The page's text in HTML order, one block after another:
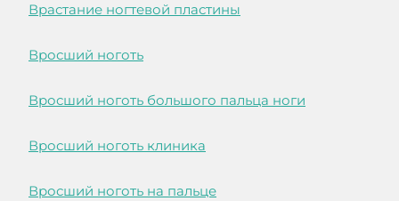
Врастание ногтевой пластины
Вросший ноготь
Вросший ноготь большого пальца ноги
Вросший ноготь клиника
Вросший ноготь на пальце